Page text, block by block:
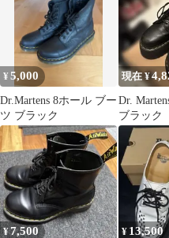
¥5,000
Dr.Martens 8ホール ブー
ツ ブラック
現在 ¥
Dr.
ブラック
¥7,500 ¥ 13,500